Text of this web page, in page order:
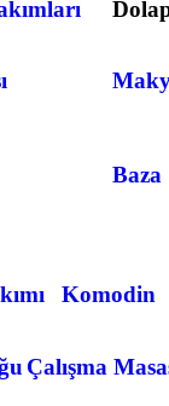
Baza
Komodin
Çalışma